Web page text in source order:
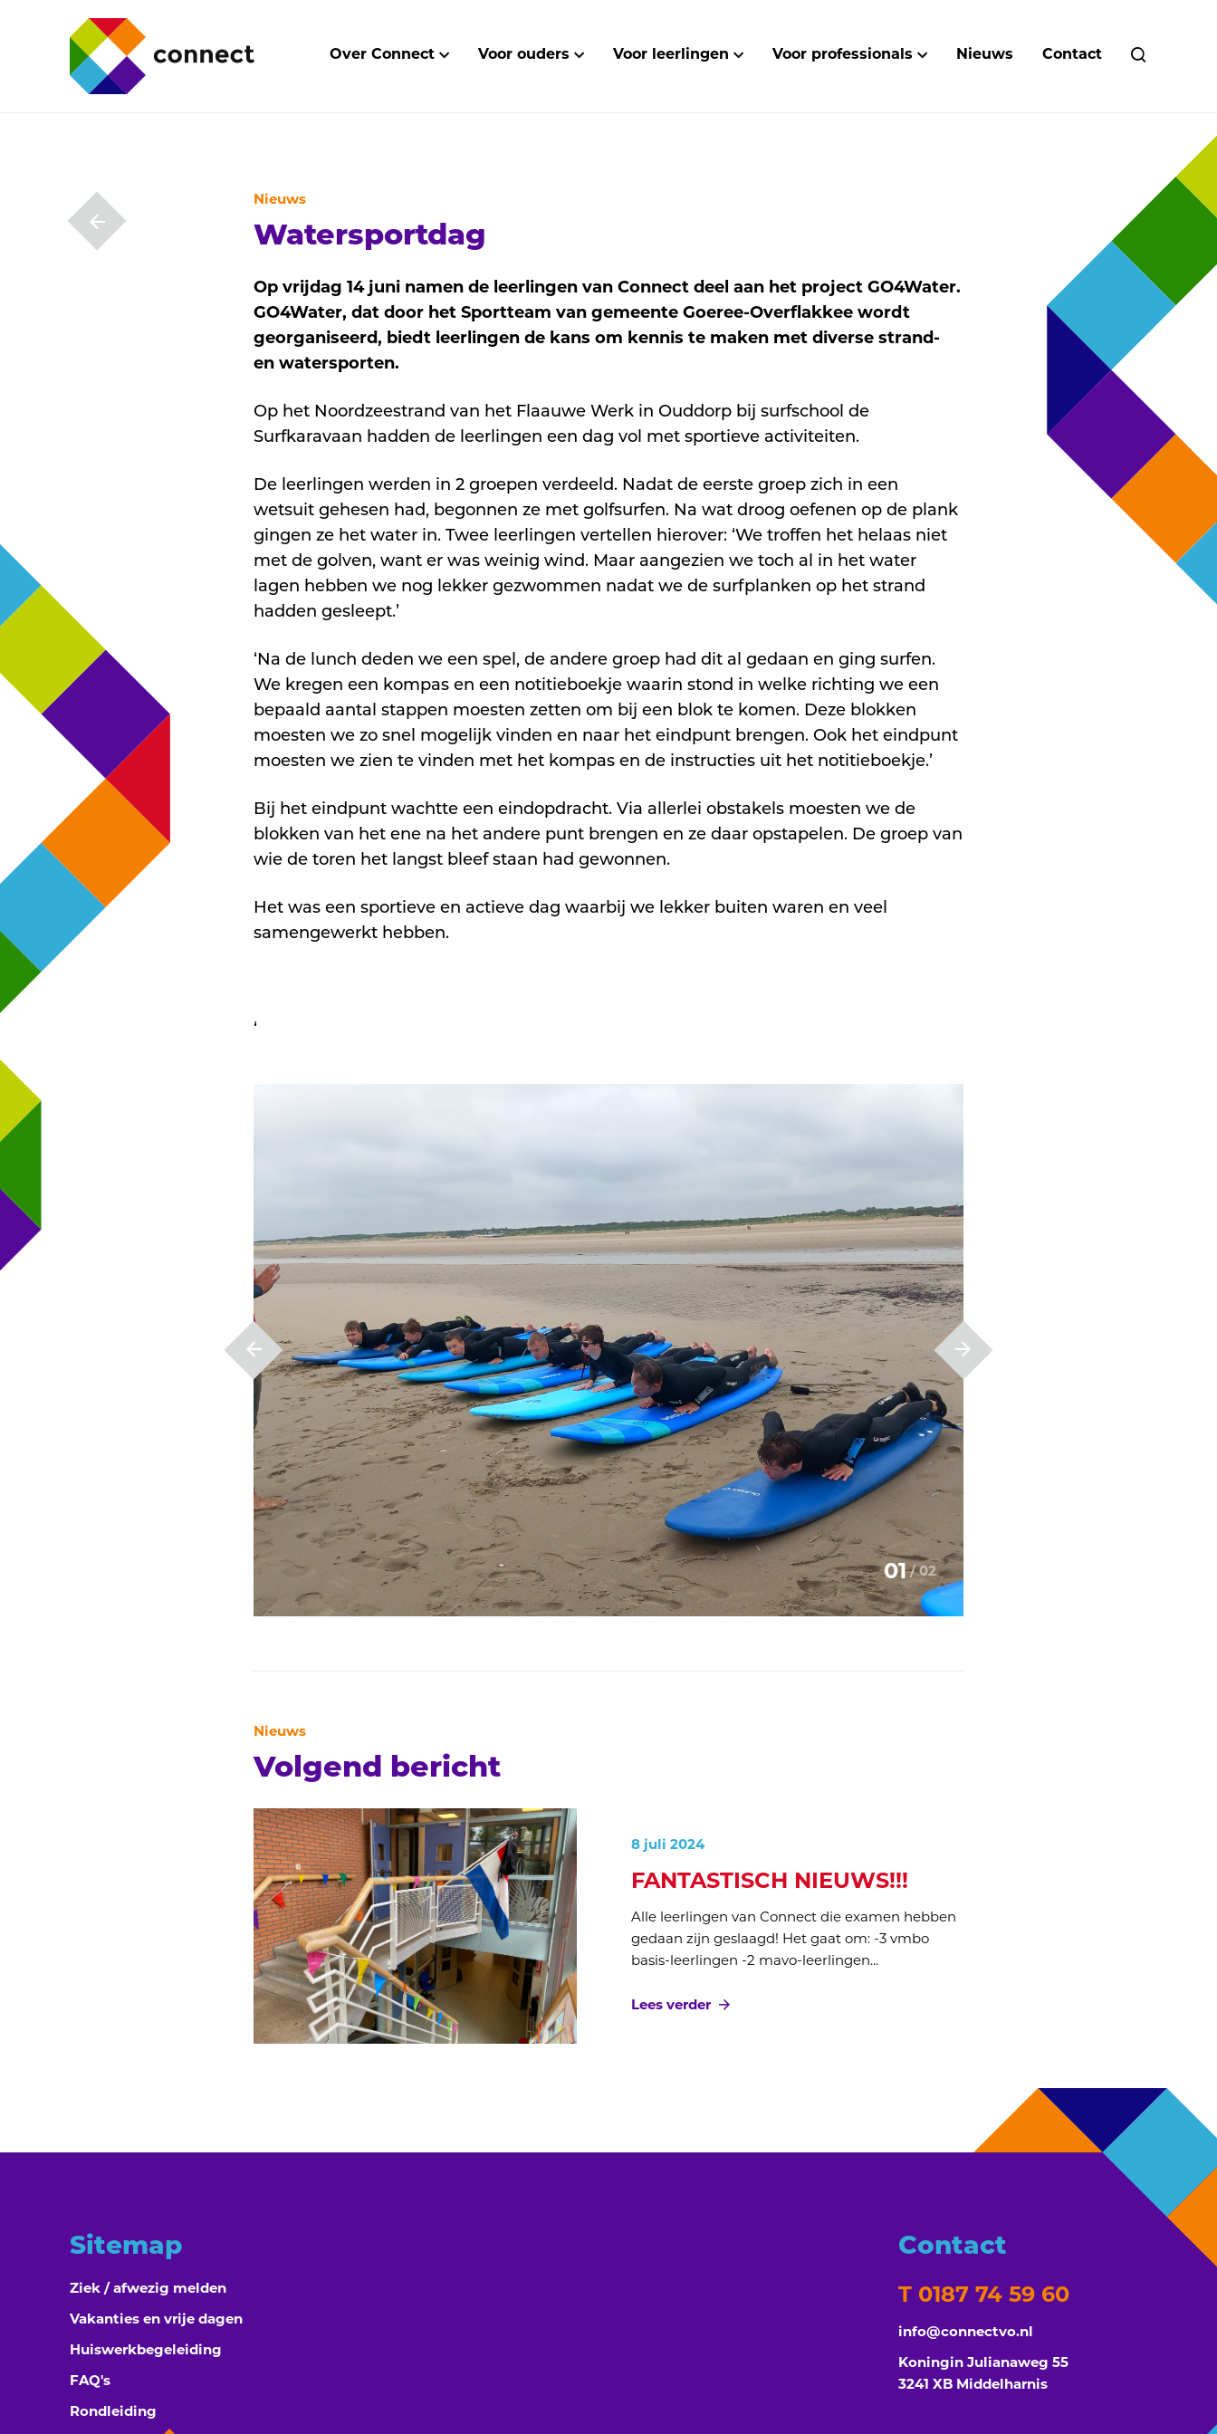
Over Connect Voor ouders Voor leerlingen Voor professionals Nieuws Contact
Nieuws
Watersportdag
Op vrijdag 14 juni namen de leerlingen van Connect deel aan het project GO4Water.
GO4Water, dat door het Sportteam van gemeente Goeree-Overflakkee wordt
georganiseerd, biedt leerlingen de kans om kennis te maken met diverse strand-
en watersporten.
Op het Noordzeestrand van het Flaauwe Werk in Ouddorp bij surfschool de
Surfkaravaan hadden de leerlingen een dag vol met sportieve activiteiten.
De leerlingen werden in 2 groepen verdeeld. Nadat de eerste groep zich in een
wetsuit gehesen had, begonnen ze met golfsurfen. Na wat droog oefenen op de plank
gingen ze het water in. Twee leerlingen vertellen hierover: ‘We troffen het helaas niet
met de golven, want er was weinig wind. Maar aangezien we toch al in het water
lagen hebben we nog lekker gezwommen nadat we de surfplanken op het strand
hadden gesleept.’
‘Na de lunch deden we een spel, de andere groep had dit al gedaan en ging surfen.
We kregen een kompas en een notitieboekje waarin stond in welke richting we een
bepaald aantal stappen moesten zetten om bij een blok te komen. Deze blokken
moesten we zo snel mogelijk vinden en naar het eindpunt brengen. Ook het eindpunt
moesten we zien te vinden met het kompas en de instructies uit het notitieboekje.’
Bij het eindpunt wachtte een eindopdracht. Via allerlei obstakels moesten we de
blokken van het ene na het andere punt brengen en ze daar opstapelen. De groep van
wie de toren het langst bleef staan had gewonnen.
Het was een sportieve en actieve dag waarbij we lekker buiten waren en veel
samengewerkt hebben.
‘
01 / 02
Nieuws
Volgend bericht
8 juli 2024
FANTASTISCH NIEUWS!!!
Alle leerlingen van Connect die examen hebben
gedaan zijn geslaagd! Het gaat om: -3 vmbo
basis-leerlingen -2 mavo-leerlingen...
Lees verder
Sitemap
Ziek / afwezig melden
Vakanties en vrije dagen
Huiswerkbegeleiding
FAQ's
Rondleiding
Contact
T 0187 74 59 60
info@connectvo.nl
Koningin Julianaweg 55
3241 XB Middelharnis